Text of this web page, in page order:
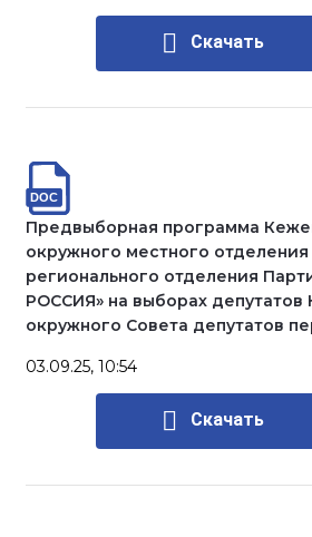
Скачать
Предвыборная программа
окружного местного
регионального отделения
РОССИЯ» на выборах депутатов
окружного Совета депутатов
03.09.25, 10:54
Скачать